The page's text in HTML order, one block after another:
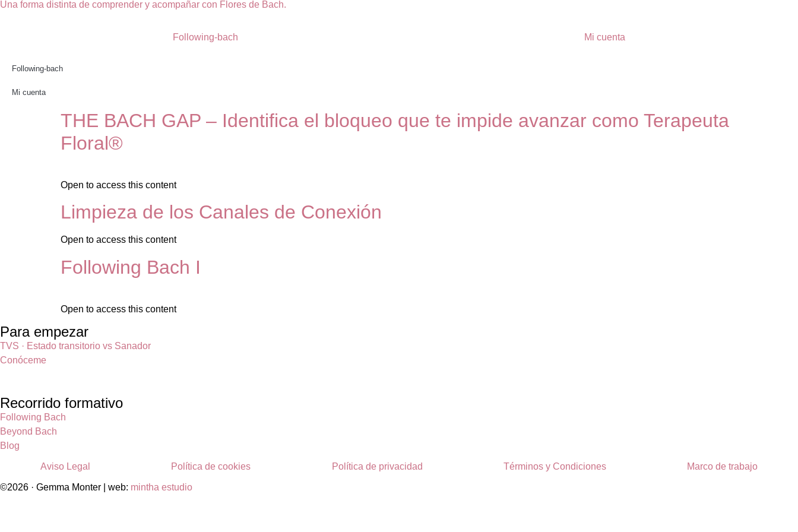
Una forma distinta de comprender y acompañar con Flores de Bach.
Following-bach Mi cuenta
Following-bach
Mi cuenta
THE BACH GAP – Identifica el bloqueo que te impide avanzar como Terapeuta
Floral®
Open to access this content
Limpieza de los Canales de Conexión
Open to access this content
Following Bach I
Open to access this content
Para empezar
TVS · Estado transitorio vs Sanador
Conóceme
Recorrido formativo
Following Bach
Beyond Bach
Blog
Aviso Legal Política de cookies Política de privacidad Términos y Condiciones Marco de trabajo
©2026 · Gemma Monter | web: mintha estudio